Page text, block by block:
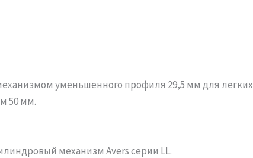
уменьшенного профиля 29,5 мм для легких
50 мм.
механизм Avers серии LL.